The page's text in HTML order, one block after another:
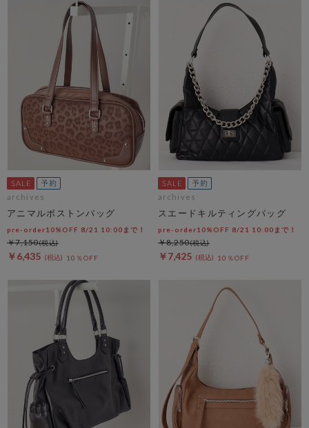
archives
アニマルボストンバッグ
pre-order10%OFF 8/21 10:00まで！
￥6,435 10％OFF
￥7,150
archives
スエードキルティングバッグ
pre-order10%OFF 8/21 10:00まで！
￥7,425 10％OFF
￥8,250